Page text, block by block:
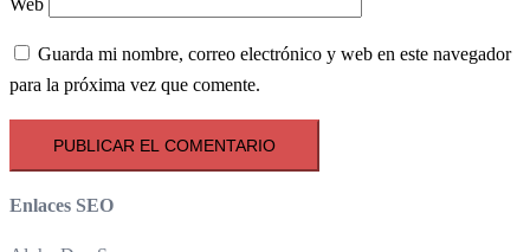
Web
Guarda mi nombre, correo electrónico y web en este navegador
para la próxima vez que comente.
Enlaces SEO